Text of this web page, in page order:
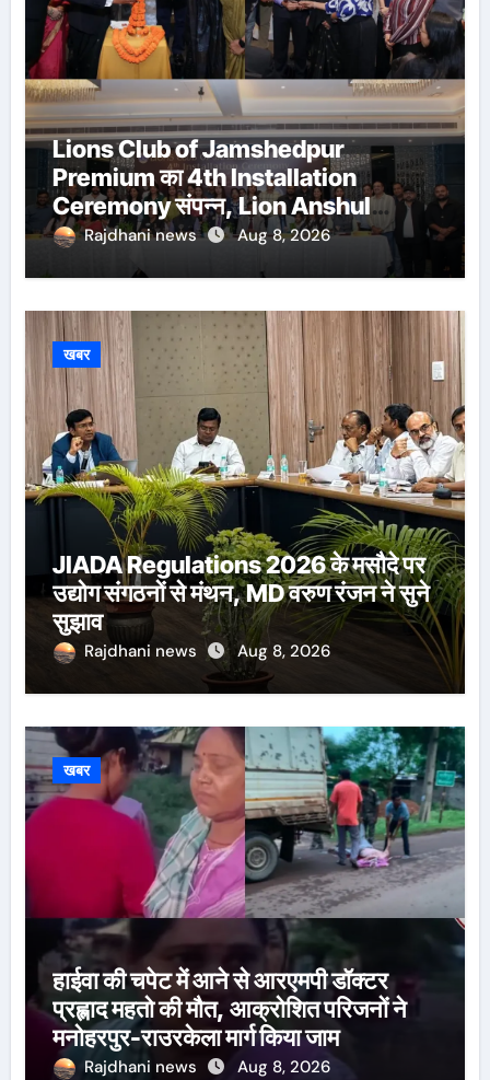
Lions Club of Jamshedpur
Premium का 4th Installation
Ceremony संपन्न, Lion Anshul
Ringasia ने संभाला अध्यक्ष पद
Rajdhani news Aug 8, 2026
खबर
JIADA Regulations 2026 के मसौदे पर
उद्योग संगठनों से मंथन, MD वरुण रंजन ने सुने
सुझाव
Rajdhani news Aug 8, 2026
खबर
हाईवा की चपेट में आने से आरएमपी डॉक्टर
प्रह्लाद महतो की मौत, आक्रोशित परिजनों ने
मनोहरपुर-राउरकेला मार्ग किया जाम
Rajdhani news Aug 8, 2026